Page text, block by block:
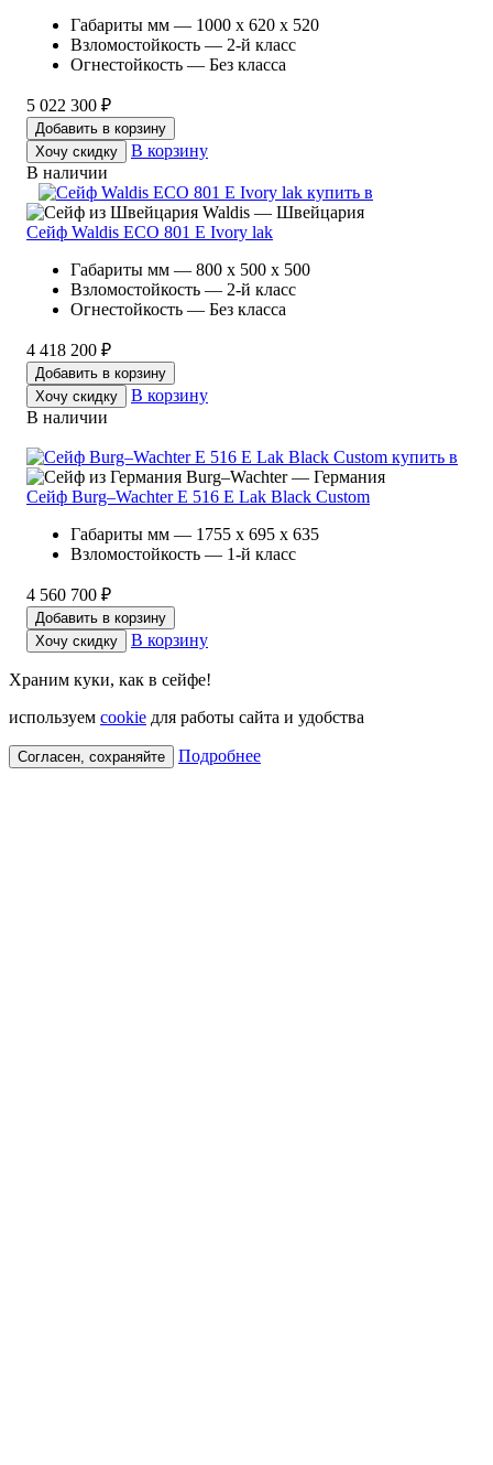
Габариты мм — 1000 x 620 x 520
Взломостойкость — 2-й класс
Огнестойкость — Без класса
5 022 300 ₽
Добавить в корзину
Хочу скидку
В корзину
В наличии
Waldis — Швейцария
Сейф Waldis ECO 801 E Ivory lak
Габариты мм — 800 x 500 x 500
Взломостойкость — 2-й класс
Огнестойкость — Без класса
4 418 200 ₽
Добавить в корзину
Хочу скидку
В корзину
В наличии
Burg–Wachter — Германия
Сейф Burg–Wachter E 516 E Lak Black Custom
Габариты мм — 1755 x 695 x 635
Взломостойкость — 1-й класс
4 560 700 ₽
Добавить в корзину
Хочу скидку
В корзину
Храним куки, как в сейфе!
используем cookie для работы сайта и удобства
Согласен, сохраняйте Подробнее